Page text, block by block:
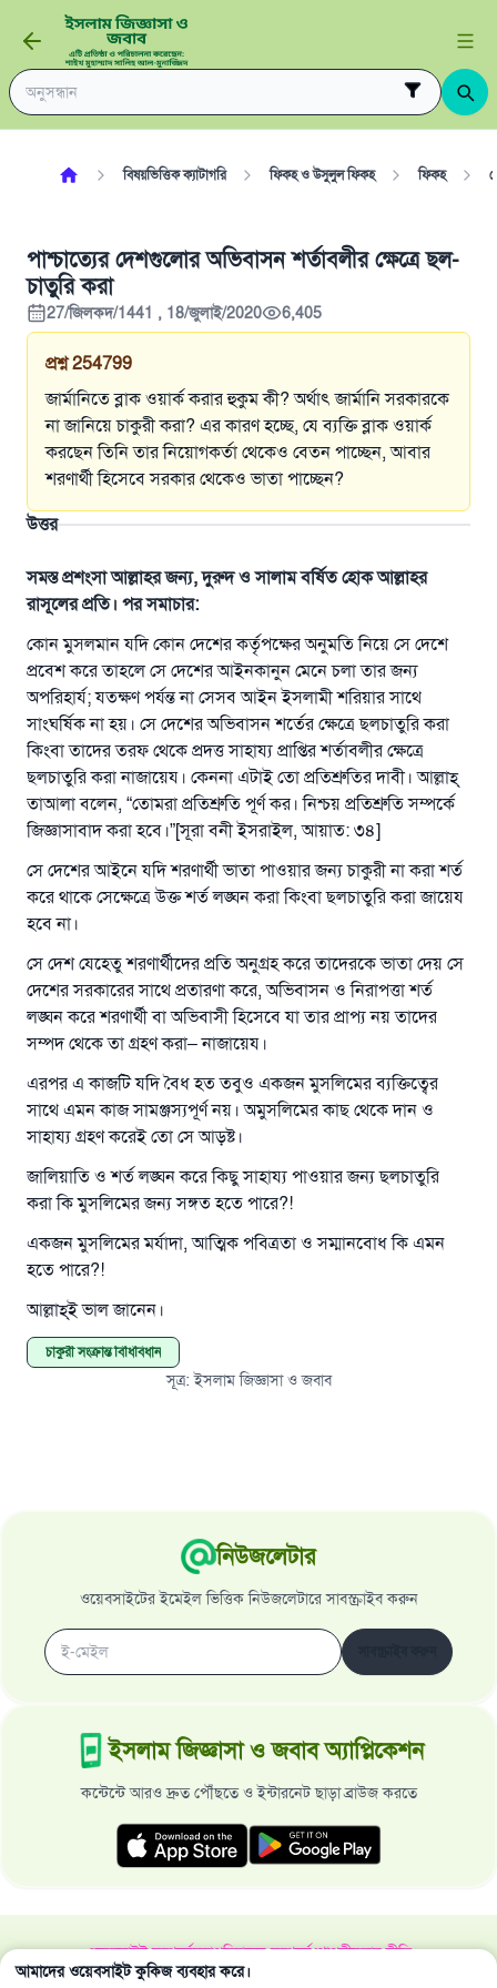
বিষয়ভিত্তিক ক্যাটাগরি ফিকহ ও উসুলুল ফিকহ ফিকহ
পাশ্চাত্যের দেশগুলোর অভিবাসন শর্তাবলীর ক্ষেত্রে ছল-
চাতুরি করা
27/জিলকদ/1441 , 18/জুলাই/2020 6,405
প্রশ্ন 254799
জার্মানিতে ব্লাক ওয়ার্ক করার হুকুম কী? অর্থাৎ জার্মানি সরকারকে
না জানিয়ে চাকুরী করা? এর কারণ হচ্ছে, যে ব্যক্তি ব্লাক ওয়ার্ক
করছেন তিনি তার নিয়োগকর্তা থেকেও বেতন পাচ্ছেন, আবার
শরণার্থী হিসেবে সরকার থেকেও ভাতা পাচ্ছেন?
উত্তর
সমস্ত প্রশংসা আল্লাহর জন্য, দুরুদ ও সালাম বর্ষিত হোক আল্লাহর
রাসূলের প্রতি। পর সমাচার:
কোন মুসলমান যদি কোন দেশের কর্তৃপক্ষের অনুমতি নিয়ে সে দেশে
প্রবেশ করে তাহলে সে দেশের আইনকানুন মেনে চলা তার জন্য
অপরিহার্য; যতক্ষণ পর্যন্ত না সেসব আইন ইসলামী শরিয়ার সাথে
সাংঘর্ষিক না হয়। সে দেশের অভিবাসন শর্তের ক্ষেত্রে ছলচাতুরি করা
কিংবা তাদের তরফ থেকে প্রদত্ত সাহায্য প্রাপ্তির শর্তাবলীর ক্ষেত্রে
ছলচাতুরি করা নাজায়েয। কেননা এটাই তো প্রতিশ্রুতির দাবী। আল্লাহ্‌
তাআলা বলেন, “তোমরা প্রতিশ্রুতি পূর্ণ কর। নিশ্চয় প্রতিশ্রুতি সম্পর্কে
জিজ্ঞাসাবাদ করা হবে।”[সূরা বনী ইসরাইল, আয়াত: ৩৪]
সে দেশের আইনে যদি শরণার্থী ভাতা পাওয়ার জন্য চাকুরী না করা শর্ত
করে থাকে সেক্ষেত্রে উক্ত শর্ত লঙ্ঘন করা কিংবা ছলচাতুরি করা জায়েয
হবে না।
সে দেশ যেহেতু শরণার্থীদের প্রতি অনুগ্রহ করে তাদেরকে ভাতা দেয় সে
দেশের সরকারের সাথে প্রতারণা করে, অভিবাসন ও নিরাপত্তা শর্ত
লঙ্ঘন করে শরণার্থী বা অভিবাসী হিসেবে যা তার প্রাপ্য নয় তাদের
সম্পদ থেকে তা গ্রহণ করা– নাজায়েয।
এরপর এ কাজটি যদি বৈধ হত তবুও একজন মুসলিমের ব্যক্তিত্বের
সাথে এমন কাজ সামঞ্জস্যপূর্ণ নয়। অমুসলিমের কাছ থেকে দান ও
সাহায্য গ্রহণ করেই তো সে আড়ষ্ট।
জালিয়াতি ও শর্ত লঙ্ঘন করে কিছু সাহায্য পাওয়ার জন্য ছলচাতুরি
করা কি মুসলিমের জন্য সঙ্গত হতে পারে?!
একজন মুসলিমের মর্যাদা, আত্মিক পবিত্রতা ও সম্মানবোধ কি এমন
হতে পারে?!
আল্লাহ্‌ই ভাল জানেন।
চাকুরী সংক্রান্ত বিধিবিধান
সূত্র:ইসলাম জিজ্ঞাসা ও জবাব
নিউজলেটার
ওয়েবসাইটের ইমেইল ভিত্তিক নিউজলেটারে সাবস্ক্রাইব করুন
ইসলাম জিজ্ঞাসা ও জবাব অ্যাপ্লিকেশন
কন্টেন্টে আরও দ্রুত পৌঁছতে ও ইন্টারনেট ছাড়া ব্রাউজ করতে
ওয়েবসাইট সম্পর্কেমহাপরিচালক সম্পর্কেগোপনীয়তার নীতি
সর্বস্বত্ব ইসলাম জিজ্ঞাসা ও জবাব ওয়েবসাইট কর্তৃক সংরক্ষিত 1997-2025 ©
উত্তর নম্বর ১১০৮৪৫ একটি বিবাহ রক্ষা
করেছিল।
উম্মাহকে উত্তর দিতে আমাদেরকে সহযোগিতা করুন
রাসূল সাল্লাল্লাহু আলাইহি ওয়া সাল্লাম বলেছেন
সওয়াব পাবে
(সহিহ মুসলিম; ১৮৯৩)
এখনই শরীক হোন
আমাদের ওয়েবসাইট কুকিজ ব্যবহার করে।